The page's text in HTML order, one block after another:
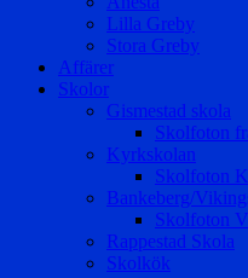
Lilla Greby
Stora Greby
Affärer
Skolor
Gismestad skola
Skolfoton
Kyrkskolan
Skolfoton
Bankeberg/
Skolfoton
Rappestad Skola
Skolkök